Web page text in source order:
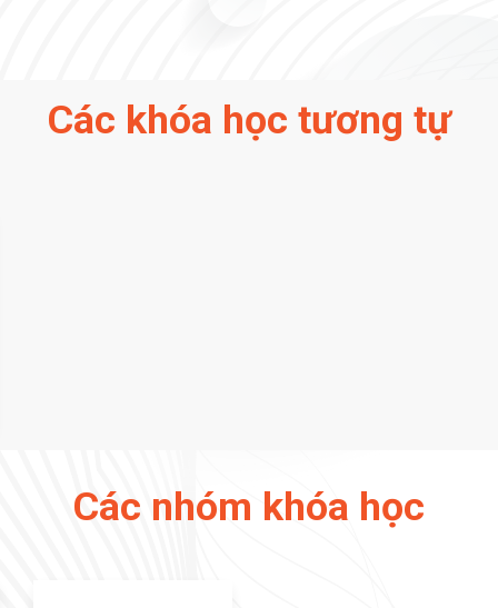
Các khóa học tương tự
Các nhóm khóa học